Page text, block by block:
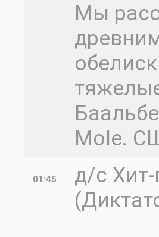
Мы
Mole.
01:45
д/с